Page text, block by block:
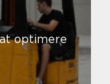
optimere